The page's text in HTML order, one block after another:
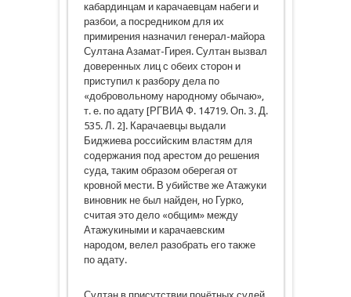
кабардинцам и карачаевцам набеги и
разбои, а посредником для их
примирения назначил генерал-майора
Султана Азамат-Гирея. Султан вызвал
доверенных лиц с обеих сторон и
приступил к разбору дела по
«добровольному народному обычаю»,
т. е. по адату [РГВИА Ф. 14719. Оп. 3. Д.
535. Л. 2]. Карачаевцы выдали
Биджиева российским властям для
содержания под арестом до решения
суда, таким образом оберегая от
кровной мести. В убийстве же Атажуки
виновник не был найден, но Гурко,
считая это дело «общим» между
Атажукиными и карачаевским
народом, велел разобрать его также
по адату.